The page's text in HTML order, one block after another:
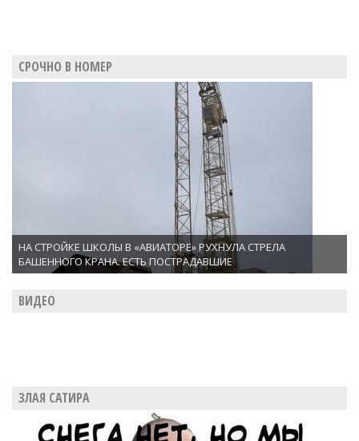
СРОЧНО В НОМЕР
НА СТРОЙКЕ ШКОЛЫ В «АВИАТОРЕ» РУХНУЛА СТРЕЛА
БАШЕННОГО КРАНА. ЕСТЬ ПОСТРАДАВШИЕ
ВИДЕО
ЗЛАЯ САТИРА